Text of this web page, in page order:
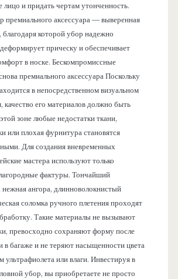
лицо и придать чертам утонченность.
премиального аксессуара — выверенная
благодаря которой убор надежно
прическу и обеспечивает
в носке. Бескомпромиссные
премиального аксессуара Поскольку
в непосредственном визуальном
качество его материалов должно быть
зоне любые недостатки ткани,
или плохая фурнитура становятся
Для создания вневременных
мастера используют только
фактуры. Тончайший
ангора, длинноволокнистый
соломка ручного плетения проходят
Такие материалы не вызывают
превосходно сохраняют форму после
в багаже и не теряют насыщенности цвета
ультрафиолета или влаги. Инвестируя в
убор, вы приобретаете не просто